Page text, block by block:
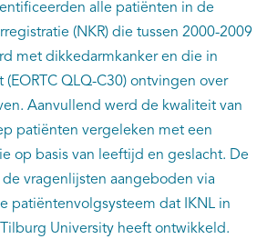
alle patiënten in de
(NKR) die tussen 2000-2009
met dikkedarmkanker en die in
QLQ-C30) ontvingen over
Aanvullend werd de kwaliteit van
patiënten vergeleken met een
op basis van leeftijd en geslacht. De
vragenlijsten aangeboden via
patiëntenvolgsysteem dat IKNL in
University heeft ontwikkeld.